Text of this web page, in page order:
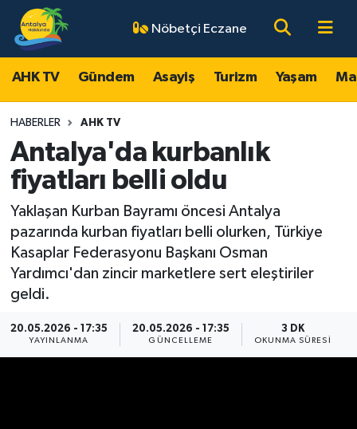
Nöbetçi Eczane
AHK TV Gündem Asayiş Turizm Yaşam
HABERLER AHK TV
Antalya'da kurbanlık
fiyatları belli oldu
Yaklaşan Kurban Bayramı öncesi Antalya
pazarında kurban fiyatları belli olurken, Türkiye
Kasaplar Federasyonu Başkanı Osman
Yardımcı'dan zincir marketlere sert eleştiriler
geldi.
20.05.2026 - 17:35
YAYINLANMA
20.05.2026 - 17:35
GÜNCELLEME
3 DK
OKUNMA SÜRESI
AHK TV
Gündem
Asayiş
Turizm
Yaşam
Magazin
Spor
Antalya Nöbetçi Eczaneler
Antalya Hava Durumu
Antalya Namaz Vakitleri
Antalya Trafik Yoğunluk Haritası
Süper Lig Puan Durumu ve Fikstür
Tüm Manşetler
Haber Arşivi